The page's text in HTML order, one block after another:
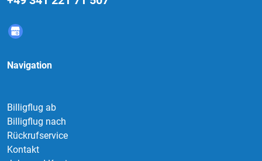
Navigation
Billigflug ab
Billigflug nach
Rückrufservice
Kontakt